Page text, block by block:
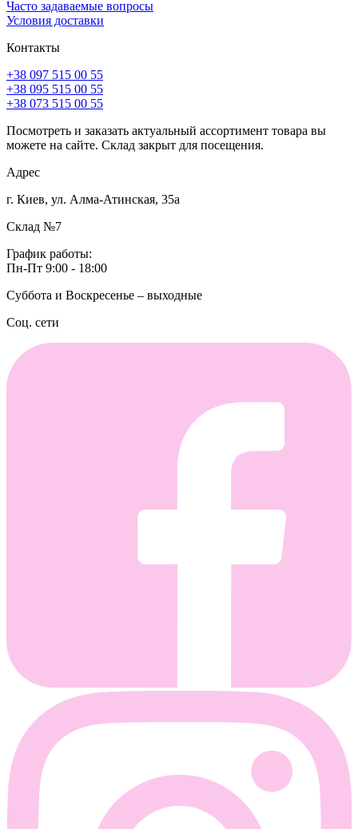
Часто задаваемые вопросы
Условия доставки
Контакты
+38 097 515 00 55
+38 095 515 00 55
+38 073 515 00 55
Посмотреть и заказать актуальный ассортимент товара вы
можете на сайте. Склад закрыт для посещения.
Адрес
г. Киев, ул. Алма-Атинская, 35а
Склад №7
График работы:
Пн-Пт 9:00 - 18:00
Суббота и Воскресенье – выходные
Соц. сети